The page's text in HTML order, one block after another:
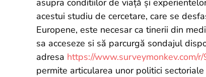
asupra conditiilor de viață și
acestui studiu de cercetare, care se
Europene, este necesar ca tinerii din
sa acceseze si să parcurgă sondajul
adresa https://www.surveymonkev.com/
permite articularea unor politici